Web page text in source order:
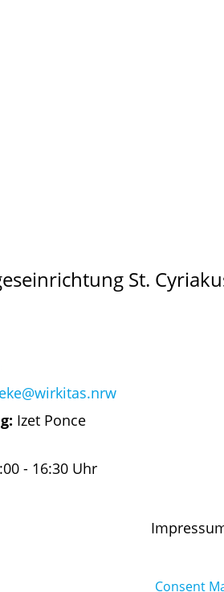
St.
Izet Ponce
- 16:30 Uhr
Consent